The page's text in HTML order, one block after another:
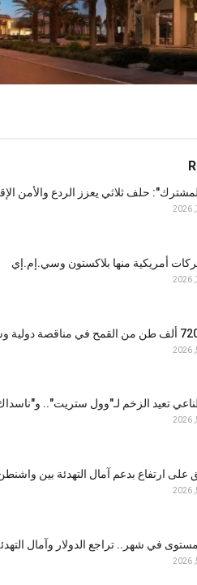
حلف ثلاثي يعزز الردع والأمن
أمريكية منها بلاكستون وسي.إم.إي
تعيد الزخم لـ"وول ستريت".. و"ناسداك" يقفز بـ 3.5
على ارتفاع بدعم آمال التهدئة بين
في شهر.. تراجع الدولار وآمال